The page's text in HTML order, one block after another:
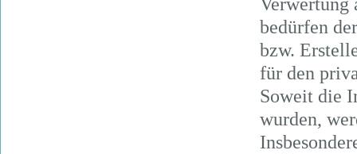
bedürfen
bzw.
für den
Soweit die
wurden,